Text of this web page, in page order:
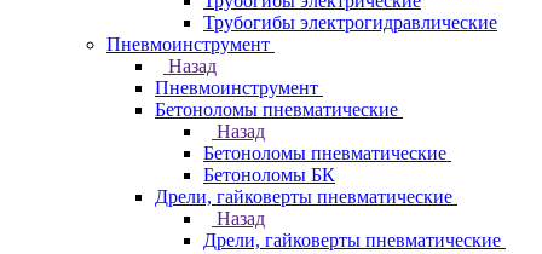
Трубогибы электрогидравлические
Пневмоинструмент
Назад
Пневмоинструмент
Бетоноломы пневматические
Назад
Бетоноломы пневматические
Бетоноломы БК
Дрели, гайковерты пневматические
Назад
Дрели, гайковерты пневматические